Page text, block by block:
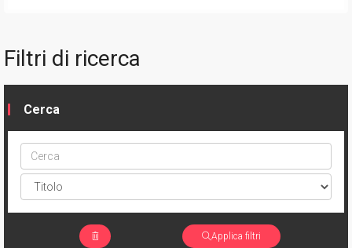
Filtri di ricerca
Cerca
Cerca
ptype
Applica filtri